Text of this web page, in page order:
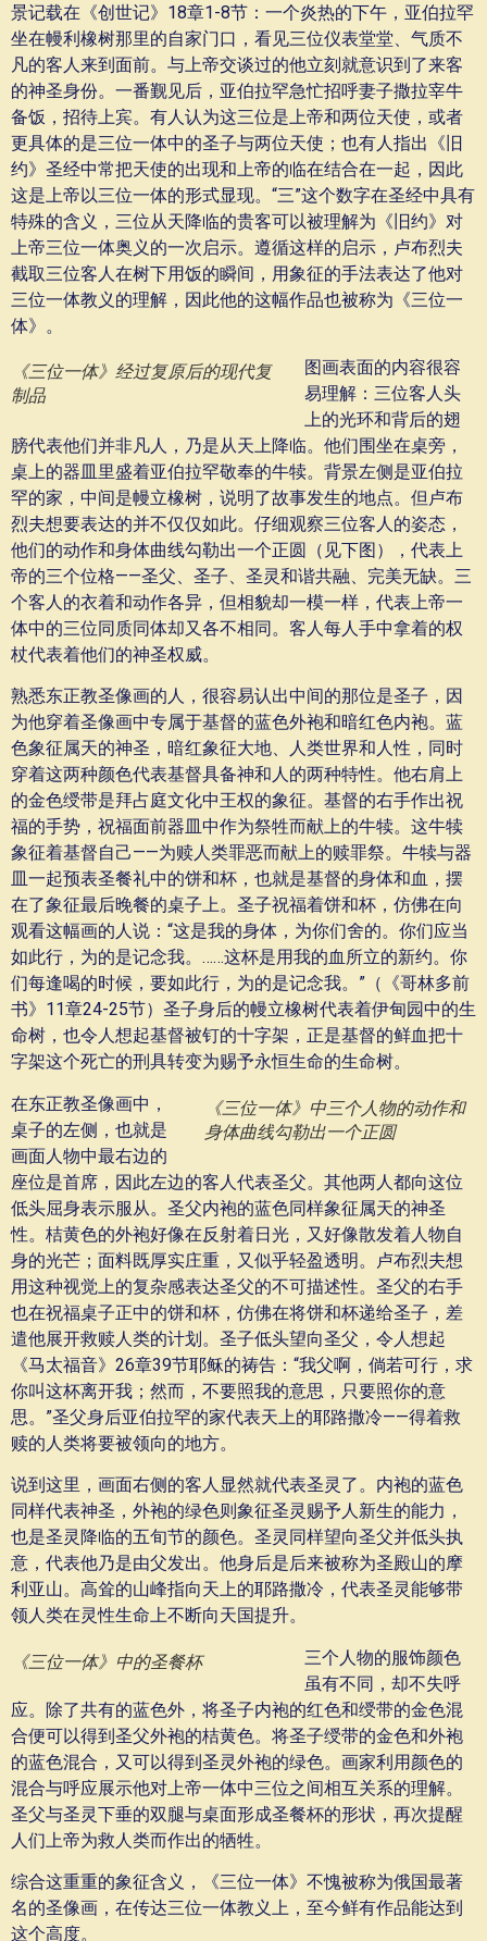
景记载在《创世记》18章1-8节：一个炎热的下午，亚伯拉罕
坐在幔利橡树那里的自家门口，看见三位仪表堂堂、气质不
凡的客人来到面前。与上帝交谈过的他立刻就意识到了来客
的神圣身份。一番觐见后，亚伯拉罕急忙招呼妻子撒拉宰牛
备饭，招待上宾。有人认为这三位是上帝和两位天使，或者
更具体的是三位一体中的圣子与两位天使；也有人指出《旧
约》圣经中常把天使的出现和上帝的临在结合在一起，因此
这是上帝以三位一体的形式显现。“三”这个数字在圣经中具有
特殊的含义，三位从天降临的贵客可以被理解为《旧约》对
上帝三位一体奥义的一次启示。遵循这样的启示，卢布烈夫
截取三位客人在树下用饭的瞬间，用象征的手法表达了他对
三位一体教义的理解，因此他的这幅作品也被称为《三位一
体》。
《三位一体》经过复原后的现代复
制品
图画表面的内容很容
易理解：三位客人头
上的光环和背后的翅
膀代表他们并非凡人，乃是从天上降临。他们围坐在桌旁，
桌上的器皿里盛着亚伯拉罕敬奉的牛犊。背景左侧是亚伯拉
罕的家，中间是幔立橡树，说明了故事发生的地点。但卢布
烈夫想要表达的并不仅仅如此。仔细观察三位客人的姿态，
他们的动作和身体曲线勾勒出一个正圆（见下图），代表上
帝的三个位格——圣父、圣子、圣灵和谐共融、完美无缺。三
个客人的衣着和动作各异，但相貌却一模一样，代表上帝一
体中的三位同质同体却又各不相同。客人每人手中拿着的权
杖代表着他们的神圣权威。
熟悉东正教圣像画的人，很容易认出中间的那位是圣子，因
为他穿着圣像画中专属于基督的蓝色外袍和暗红色内袍。蓝
色象征属天的神圣，暗红象征大地、人类世界和人性，同时
穿着这两种颜色代表基督具备神和人的两种特性。他右肩上
的金色绶带是拜占庭文化中王权的象征。基督的右手作出祝
福的手势，祝福面前器皿中作为祭牲而献上的牛犊。这牛犊
象征着基督自己——为赎人类罪恶而献上的赎罪祭。牛犊与器
皿一起预表圣餐礼中的饼和杯，也就是基督的身体和血，摆
在了象征最后晚餐的桌子上。圣子祝福着饼和杯，仿佛在向
观看这幅画的人说：“这是我的身体，为你们舍的。你们应当
如此行，为的是记念我。……这杯是用我的血所立的新约。你
们每逢喝的时候，要如此行，为的是记念我。”（《哥林多前
书》11章24-25节）圣子身后的幔立橡树代表着伊甸园中的生
命树，也令人想起基督被钉的十字架，正是基督的鲜血把十
字架这个死亡的刑具转变为赐予永恒生命的生命树。
《三位一体》中三个人物的动作和
身体曲线勾勒出一个正圆
在东正教圣像画中，
桌子的左侧，也就是
画面人物中最右边的
座位是首席，因此左边的客人代表圣父。其他两人都向这位
低头屈身表示服从。圣父内袍的蓝色同样象征属天的神圣
性。桔黄色的外袍好像在反射着日光，又好像散发着人物自
身的光芒；面料既厚实庄重，又似乎轻盈透明。卢布烈夫想
用这种视觉上的复杂感表达圣父的不可描述性。圣父的右手
也在祝福桌子正中的饼和杯，仿佛在将饼和杯递给圣子，差
遣他展开救赎人类的计划。圣子低头望向圣父，令人想起
《马太福音》26章39节耶稣的祷告：“我父啊，倘若可行，求
你叫这杯离开我；然而，不要照我的意思，只要照你的意
思。”圣父身后亚伯拉罕的家代表天上的耶路撒冷——得着救
赎的人类将要被领向的地方。
说到这里，画面右侧的客人显然就代表圣灵了。内袍的蓝色
同样代表神圣，外袍的绿色则象征圣灵赐予人新生的能力，
也是圣灵降临的五旬节的颜色。圣灵同样望向圣父并低头执
意，代表他乃是由父发出。他身后是后来被称为圣殿山的摩
利亚山。高耸的山峰指向天上的耶路撒冷，代表圣灵能够带
领人类在灵性生命上不断向天国提升。
《三位一体》中的圣餐杯
三个人物的服饰颜色
虽有不同，却不失呼
应。除了共有的蓝色外，将圣子内袍的红色和绶带的金色混
合便可以得到圣父外袍的桔黄色。将圣子绶带的金色和外袍
的蓝色混合，又可以得到圣灵外袍的绿色。画家利用颜色的
混合与呼应展示他对上帝一体中三位之间相互关系的理解。
圣父与圣灵下垂的双腿与桌面形成圣餐杯的形状，再次提醒
人们上帝为救人类而作出的牺牲。
综合这重重的象征含义，《三位一体》不愧被称为俄国最著
名的圣像画，在传达三位一体教义上，至今鲜有作品能达到
这个高度。